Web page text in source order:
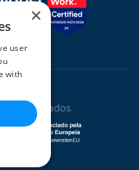
reservados.
×
user
with